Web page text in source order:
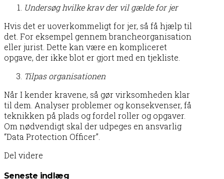
Undersøg hvilke krav der vil gælde for jer
Hvis det er uoverkommeligt for jer, så få hjælp til
det. For eksempel gennem brancheorganisation
eller jurist. Dette kan være en kompliceret
opgave, der ikke blot er gjort med en tjekliste.
Tilpas organisationen
Når I kender kravene, så gør virksomheden klar
til dem. Analyser problemer og konsekvenser, få
teknikken på plads og fordel roller og opgaver.
Om nødvendigt skal der udpeges en ansvarlig
“Data Protection Officer”.
Del videre
Seneste indlæg